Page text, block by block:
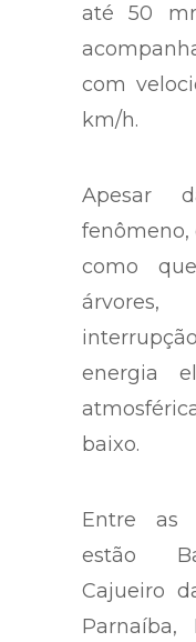
até 50
com
km/h.
Apesar
fenômeno,
como
energia
baixo.
Entre as
estão
Cajueiro
Parnaíba,